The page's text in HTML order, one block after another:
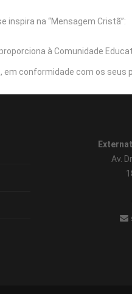
inspira na “Mensagem Cristã”:
à Comunidade
conformidade com os seus
Av.